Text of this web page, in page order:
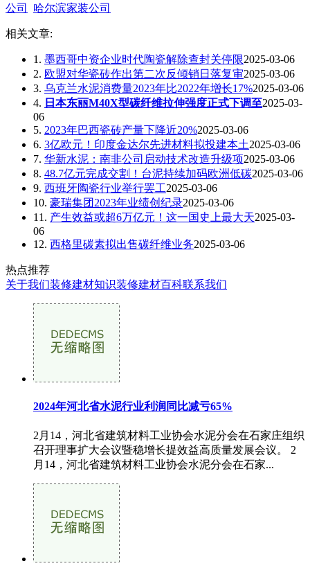
公司
哈尔滨家装公司
相关文章:
1. 墨西哥中资企业时代陶瓷解除查封关停限2025-03-06
2. 欧盟对华瓷砖作出第二次反倾销日落复审2025-03-06
3. 乌克兰水泥消费量2023年比2022年增长17%2025-03-06
4. 日本东丽M40X型碳纤维拉伸强度正式下调至2025-03-
06
5. 2023年巴西瓷砖产量下降近20%2025-03-06
6. 3亿欧元！印度金达尔先进材料拟投建本土2025-03-06
7. 华新水泥：南非公司启动技术改造升级项2025-03-06
8. 48.7亿元完成交割！台泥持续加码欧洲低碳2025-03-06
9. 西班牙陶瓷行业举行罢工2025-03-06
10. 豪瑞集团2023年业绩创纪录2025-03-06
11. 产生效益或超6万亿元！这一国史上最大天2025-03-
06
12. 西格里碳素拟出售碳纤维业务2025-03-06
热点推荐
关于我们装修建材知识装修建材百科联系我们
2024年河北省水泥行业利润同比减亏65%
2月14，河北省建筑材料工业协会水泥分会在石家庄组织
召开理事扩大会议暨稳增长提效益高质量发展会议。 2
月14，河北省建筑材料工业协会水泥分会在石家...